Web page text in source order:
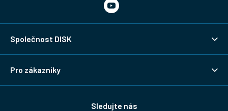
Společnost DISK
Pro zákazníky
Sledujte nás